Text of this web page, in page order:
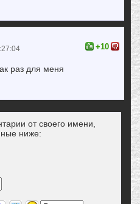
раз для меня
+10
от своего имени,
ниже: